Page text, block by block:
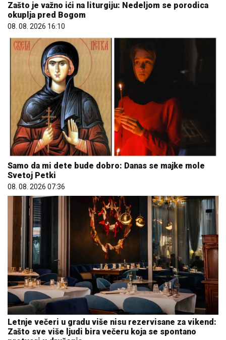
Zašto je važno ići na liturgiju: Nedeljom se porodica
okuplja pred Bogom
08. 08. 2026 16:10
Samo da mi dete bude dobro: Danas se majke mole
Svetoj Petki
08. 08. 2026 07:36
Letnje večeri u gradu više nisu rezervisane za vikend:
Zašto sve više ljudi bira večeru koja se spontano